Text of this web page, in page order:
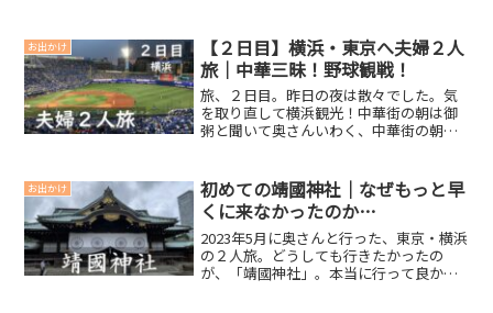
技がめちゃくちゃすごい 歌舞伎を観てみ
たくなるおもしろさ ...
お出かけ
【２日目】横浜・東京へ夫婦２人
旅｜中華三昧！野球観戦！
旅、２日目。昨日の夜は散々でした。気
を取り直して横浜観光！中華街の朝は御
粥と聞いて奥さんいわく、中華街の朝ご
んに行きました。御粥を食べに行こうと
言われたのですが、正直...
お出かけ
初めての靖國神社｜なぜもっと早
くに来なかったのか…
2023年5月に奥さんと行った、東京・横浜
の２人旅。どうしても行きたかったの
が、「靖國神社」。本当に行って良かっ